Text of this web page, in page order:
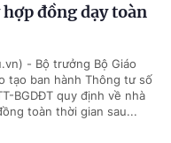
đồng dạy toàn
- Bộ trưởng Bộ Giáo
tạo ban hành Thông tư số
BGDĐT quy định về nhà
toàn thời gian sau...